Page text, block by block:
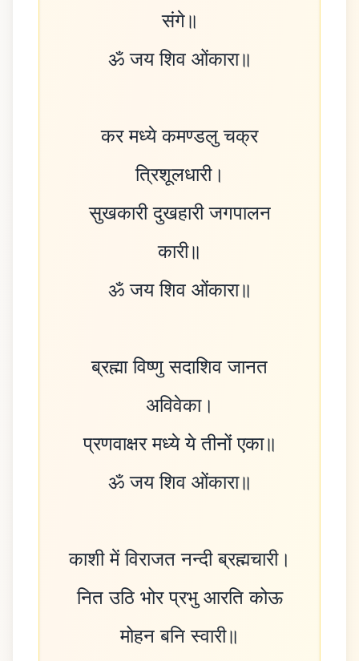
संगे॥
ॐ जय शिव ओंकारा॥
कर मध्ये कमण्डलु चक्र
त्रिशूलधारी।
सुखकारी दुखहारी जगपालन
कारी॥
ॐ जय शिव ओंकारा॥
ब्रह्मा विष्णु सदाशिव जानत
अविवेका।
प्रणवाक्षर मध्ये ये तीनों एका॥
ॐ जय शिव ओंकारा॥
काशी में विराजत नन्दी ब्रह्मचारी।
नित उठि भोर प्रभु आरति कोऊ
मोहन बनि स्वारी॥